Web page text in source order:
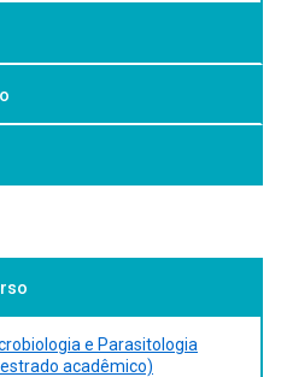
e Parasitologia
acadêmico)